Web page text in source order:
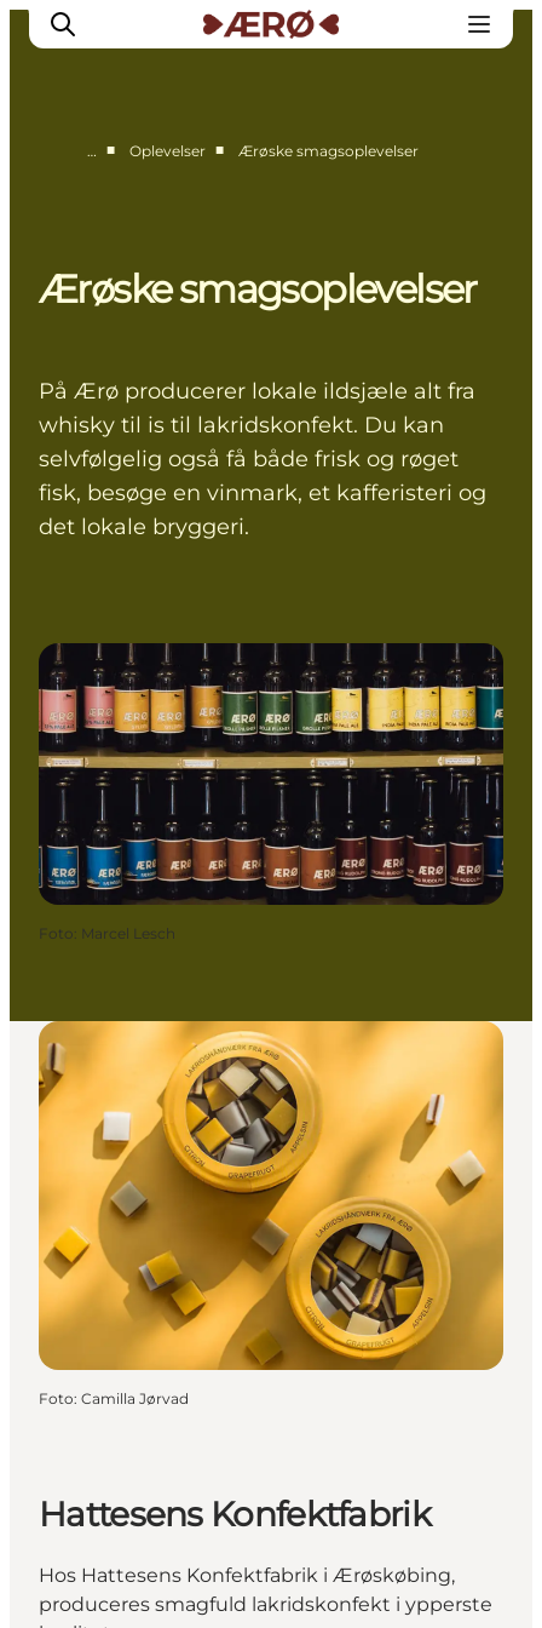
Oplevelser
Events
… ■ Oplevelser ■ Ærøske smagsoplevelser
Ærøske smagsoplevelser
På Ærø producerer lokale ildsjæle alt fra
whisky til is til lakridskonfekt. Du kan
selvfølgelig også få både frisk og røget
fisk, besøge en vinmark, et kafferisteri og
det lokale bryggeri.
Foto: Marcel Lesch
Foto: Camilla Jørvad
Hattesens Konfektfabrik
Hos Hattesens Konfektfabrik i Ærøskøbing,
produceres smagfuld lakridskonfekt i ypperste